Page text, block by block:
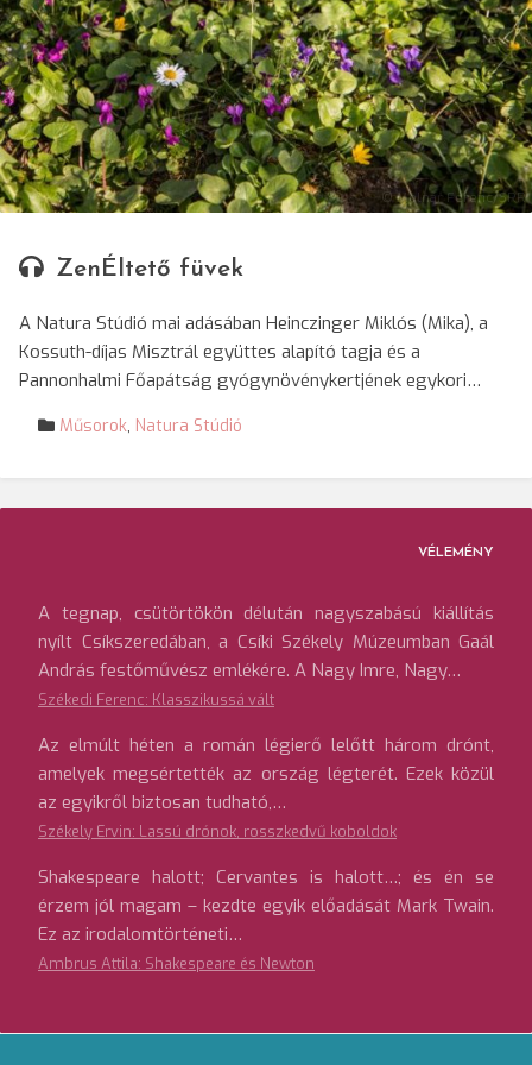
© Molnár Ferenc/SRR
ZenÉltető füvek
A Natura Stúdió mai adásában Heinczinger Miklós (Mika), a
Kossuth-díjas Misztrál együttes alapító tagja és a
Pannonhalmi Főapátság gyógynövénykertjének egykori…
Műsorok, Natura Stúdió
VÉLEMÉNY
A tegnap, csütörtökön délután nagyszabású kiállítás
nyílt Csíkszeredában, a Csíki Székely Múzeumban Gaál
András festőművész emlékére. A Nagy Imre, Nagy…
Székedi Ferenc: Klasszikussá vált
Az elmúlt héten a román légierő lelőtt három drónt,
amelyek megsértették az ország légterét. Ezek közül
az egyikről biztosan tudható,…
Székely Ervin: Lassú drónok, rosszkedvű koboldok
Shakespeare halott; Cervantes is halott…; és én se
érzem jól magam – kezdte egyik előadását Mark Twain.
Ez az irodalomtörténeti…
Ambrus Attila: Shakespeare és Newton